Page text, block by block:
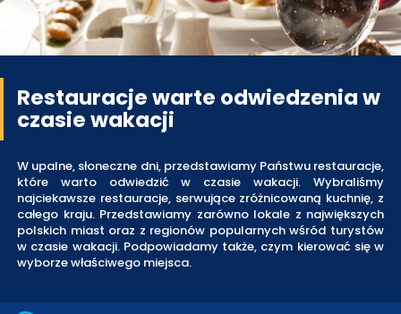
Restauracje warte odwiedzenia w
czasie wakacji
W upalne, słoneczne dni, przedstawiamy Państwu restauracje,
które warto odwiedzić w czasie wakacji. Wybraliśmy
najciekawsze restauracje, serwujące zróżnicowaną kuchnię, z
całego kraju. Przedstawiamy zarówno lokale z największych
polskich miast oraz z regionów popularnych wśród turystów
w czasie wakacji. Podpowiadamy także, czym kierować się w
wyborze właściwego miejsca.